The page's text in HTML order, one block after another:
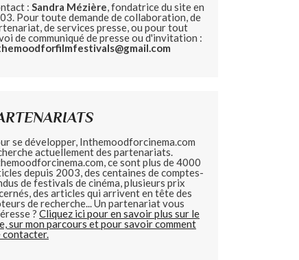
: Sandra Mézière, fondatrice du site en
Pour toute demande de collaboration, de
de services presse, ou pour tout
de communiqué de presse ou d'invitation :
se développer, Inthemoodforcinema.com
actuellement des partenariats.
ce sont plus de 4000
depuis 2003, des centaines de comptes-
de festivals de cinéma, plusieurs prix
des articles qui arrivent en tête des
de recherche... Un partenariat vous
? Cliquez ici pour en savoir plus sur le
sur mon parcours et pour savoir comment
contacter.